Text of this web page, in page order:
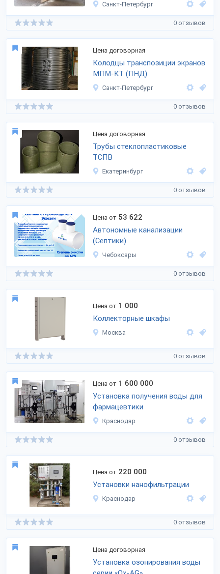
Санкт-Петербург
0 отзывов
Цена договорная
Колодцы транспозиции экранов
МПМ-КТ (ПНД)
Санкт-Петербург
0 отзывов
Цена договорная
Трубы стеклопластиковые
ТСПВ
Екатеринбург
0 отзывов
Цена от 53 622
Автономные канализации
(Септики)
Чебоксары
0 отзывов
Цена от 1 000
Коллекторные шкафы
Москва
0 отзывов
Цена от 1 600 000
Установка получения воды для
фармацевтики
Краснодар
0 отзывов
Цена от 220 000
Установки нанофильтрации
Краснодар
0 отзывов
Цена договорная
Установка озонирования воды